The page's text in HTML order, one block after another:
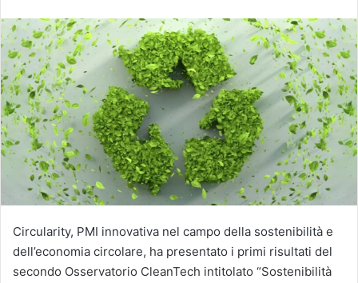
Circularity, PMI innovativa nel campo della sostenibilità e
dell’economia circolare, ha presentato i primi risultati del
secondo Osservatorio CleanTech intitolato “Sostenibilità